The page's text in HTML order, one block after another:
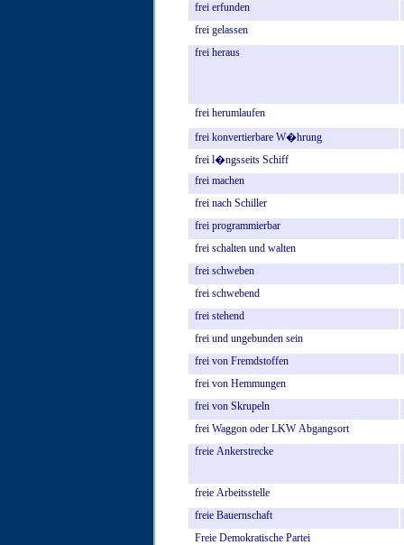
frei erfunden
frei gelassen
frei heraus
frei herumlaufen
frei konvertierbare W�hrung
frei l�ngsseits Schiff
frei machen
frei nach Schiller
frei programmierbar
frei schalten und walten
frei schweben
frei schwebend
frei stehend
frei und ungebunden sein
frei von Fremdstoffen
frei von Hemmungen
frei von Skrupeln
frei Waggon oder LKW Abgangsort
freie Ankerstrecke
freie Arbeitsstelle
freie Bauernschaft
Freie Demokratische Partei